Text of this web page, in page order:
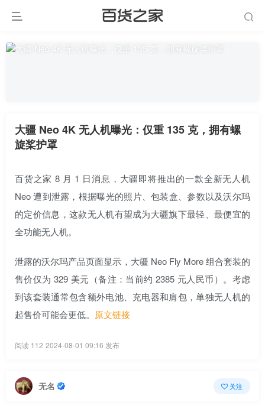
大疆 Neo 4K 无人机曝光：仅重 135 克，拥有螺
旋桨护罩
百货之家 8 月 1 日消息，大疆即将推出的一款全新无人机
Neo 遭到泄露，根据曝光的照片、包装盒、参数以及沃尔玛
的定价信息，这款无人机有望成为大疆旗下最轻、最便宜的
全功能无人机。
泄露的沃尔玛产品页面显示，大疆 Neo Fly More 组合套装的
售价仅为 329 美元（备注：当前约 2385 元人民币）。考虑
到该套装通常包含额外电池、充电器和肩包，单独无人机的
起售价可能会更低。 原文链接
阅读 112 2024-08-01 09:16 发布
无名 关注